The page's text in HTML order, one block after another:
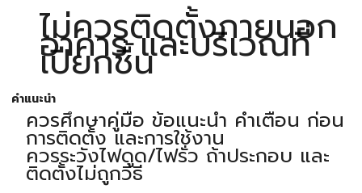
ไม่ควรติดตั้งภายนอก
อาคาร และบริเวณที่
เปียกชื้น
คำแนะนำ
ควรศึกษาคู่มือ ข้อแนะนำ คำเตือน ก่อน
การติดตั้ง และการใช้งาน
ควรระวังไฟดูด/ไฟรั่ว ถ้าประกอบ และ
ติดตั้งไม่ถูกวิธี